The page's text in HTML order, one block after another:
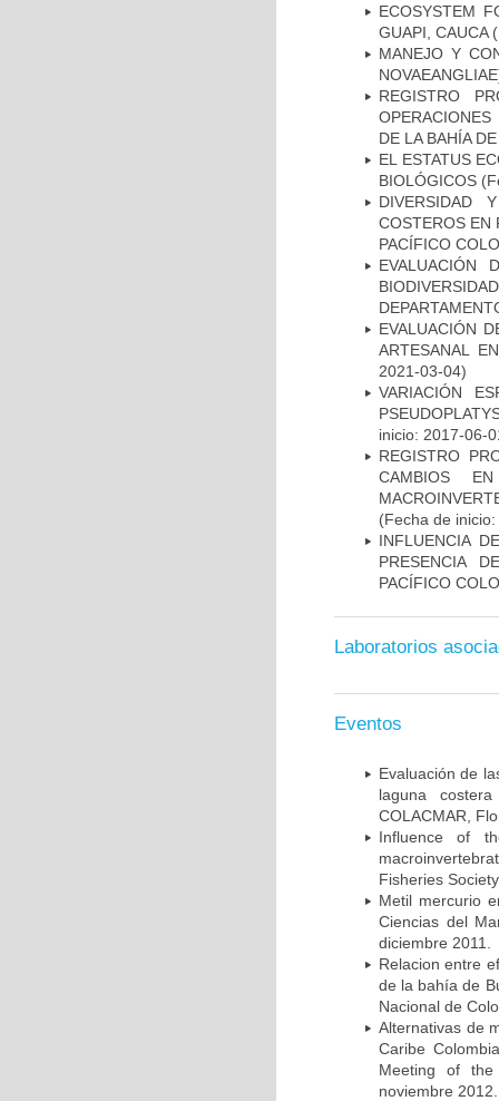
ECOSYSTEM
GUAPI, CAUCA
MANEJO Y
REGISTRO
DE LA BAHÍA
EL ESTATUS
BIOLÓGICOS
DIVERSIDAD
COSTEROS EN
PACÍFICO
EVALUACIÓN
EVALUACIÓN
ARTESANAL
2021-03-04)
VARIACIÓN
inicio: 2017-06-
REGISTRO
CAMBIOS
(Fecha de
INFLUENCIA
PRESENCIA
PACÍFICO
Laboratorios
Eventos
Evaluación de
laguna
COLACMAR,
Influence of
Fisheries
Metil mercurio
Ciencias del
diciembre 2011.
Relacion entre
de la bahía de
Nacional de
Alternativas de
Caribe
Meeting of the
noviembre 2012.